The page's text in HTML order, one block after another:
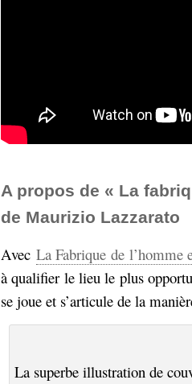
A propos de « La
de Maurizio Lazzarato
Avec La Fabrique de l’homme
à qualifier le lieu le plus
se joue et s’articule de la
La superbe illustration de